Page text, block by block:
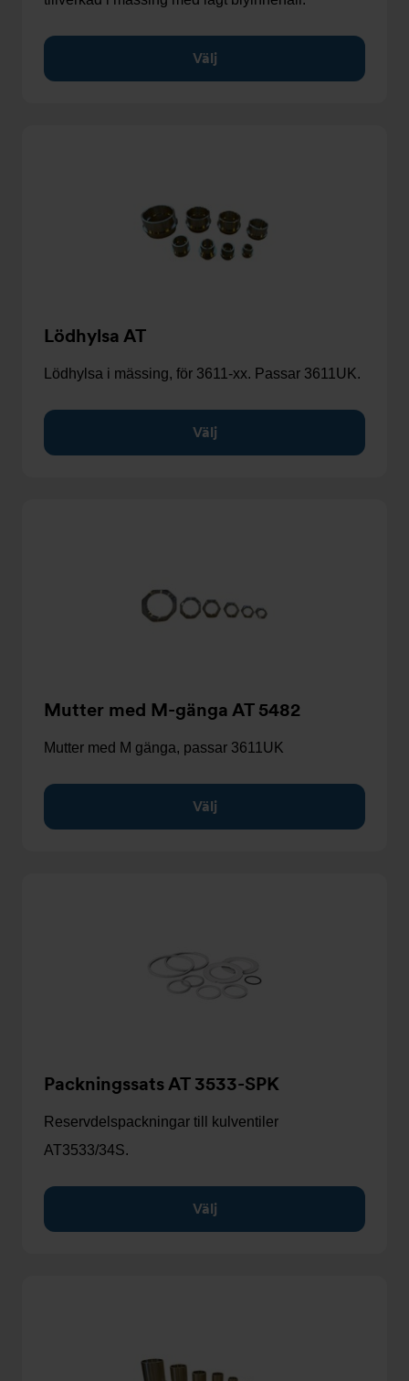
Välj
Lödhylsa AT
Lödhylsa i mässing, för 3611-xx. Passar 3611UK.
Välj
Mutter med M-gänga AT 5482
Mutter med M gänga, passar 3611UK
Välj
Packningssats AT 3533-SPK
Reservdelspackningar till kulventiler
AT3533/34S.
Välj